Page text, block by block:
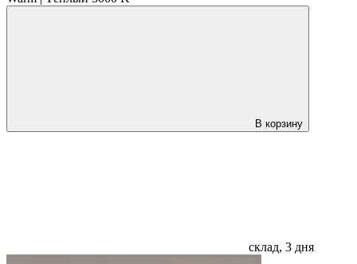
В корзину
склад, 3 дня